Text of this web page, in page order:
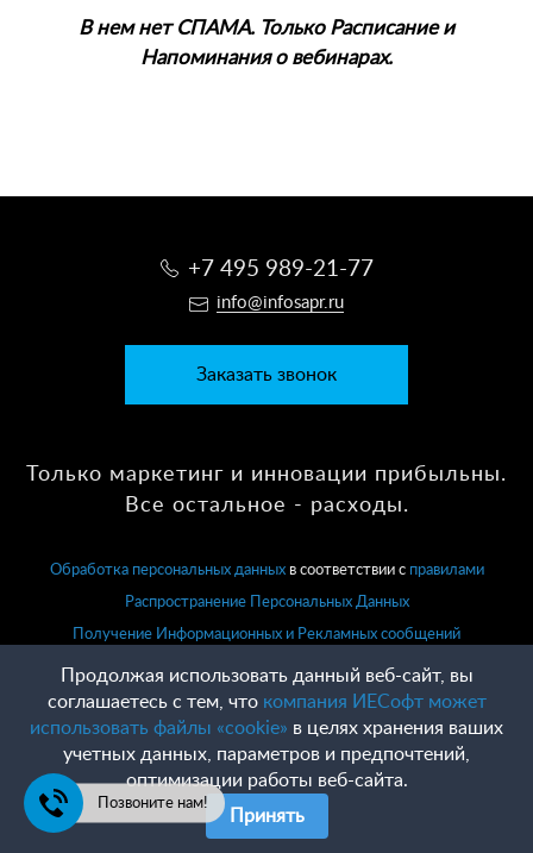
В нем нет СПАМА. Только Расписание и
Напоминания о вебинарах.
+7 495 989-21-77
info@infosapr.ru
Заказать звонок
Только маркетинг и инновации прибыльны.
Все остальное - расходы.
Обработка персональных данныхв соответствии с правилами
Распространение Персональных Данных
Получение Информационных и Рекламных сообщений
Продолжая использовать данный веб-сайт, вы
соглашаетесь с тем, что компания ИЕСофт может
использовать файлы «cookie» в целях хранения ваших
учетных данных, параметров и предпочтений,
оптимизации работы веб-сайта.
Принять
Позвоните нам!